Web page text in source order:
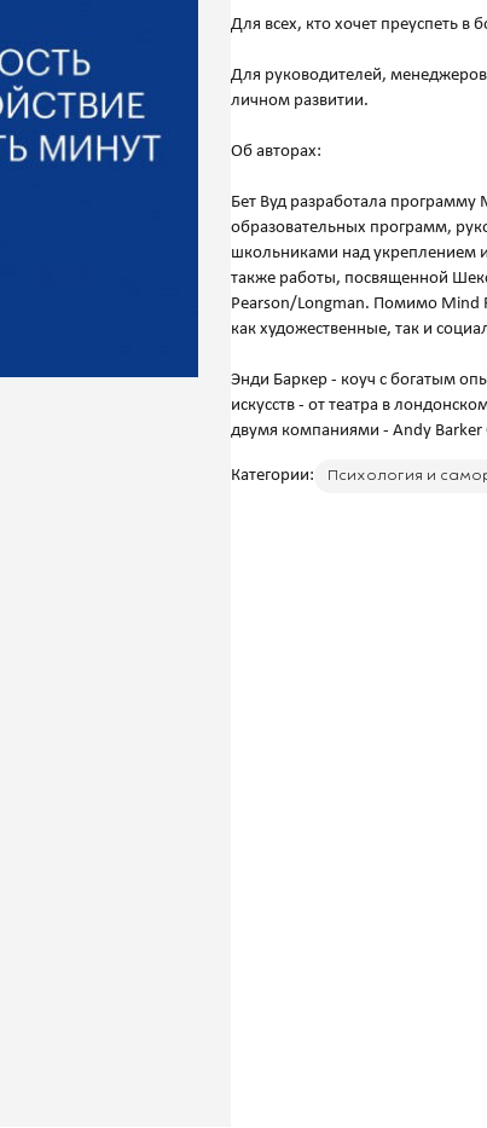
Для всех, кто хочет преуспеть в
Для руководителей,
личном развитии.
Об авторах:
Бет Вуд разработала программу
образовательных программ,
школьниками над укреплением
также работы, посвященной
Pearson/Longman. Помимо Mind
как художественные, так и
Энди Баркер - коуч с богатым
искусств - от театра в
Категории: Психология и